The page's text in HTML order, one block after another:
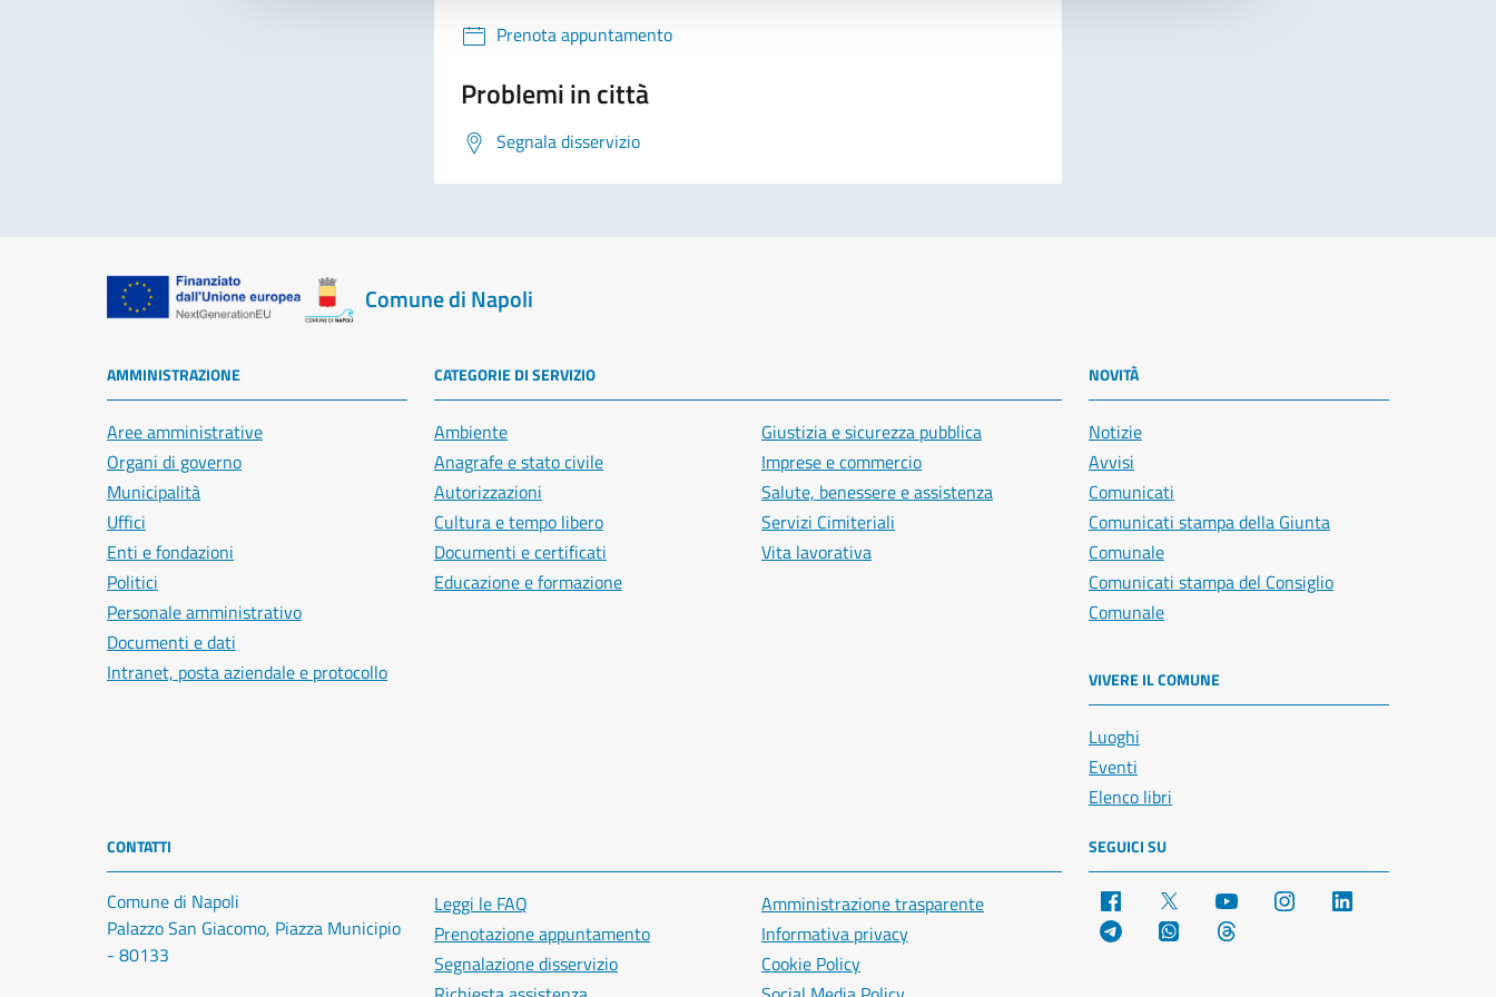
Prenota appuntamento
Problemi in città
Segnala disservizio
Comune di Napoli
AMMINISTRAZIONE
Aree amministrative
Organi di governo
Municipalità
Uffici
Enti e fondazioni
Politici
Personale amministrativo
Documenti e dati
Intranet, posta aziendale e protocollo
CATEGORIE DI SERVIZIO
Ambiente
Anagrafe e stato civile
Autorizzazioni
Cultura e tempo libero
Documenti e certificati
Educazione e formazione
Giustizia e sicurezza pubblica
Imprese e commercio
Salute, benessere e assistenza
Servizi Cimiteriali
Vita lavorativa
NOVITÀ
Notizie
Avvisi
Comunicati
Comunicati stampa della Giunta
Comunale
Comunicati stampa del Consiglio
Comunale
VIVERE IL COMUNE
Luoghi
Eventi
Elenco libri
CONTATTI
Comune di Napoli
Palazzo San Giacomo, Piazza Municipio
- 80133
Leggi le FAQ
Prenotazione appuntamento
Segnalazione disservizio
Amministrazione trasparente
Informativa privacy
Cookie Policy
SEGUICI SU
Facebook YouTube Instagram
Telegram WhatsApp